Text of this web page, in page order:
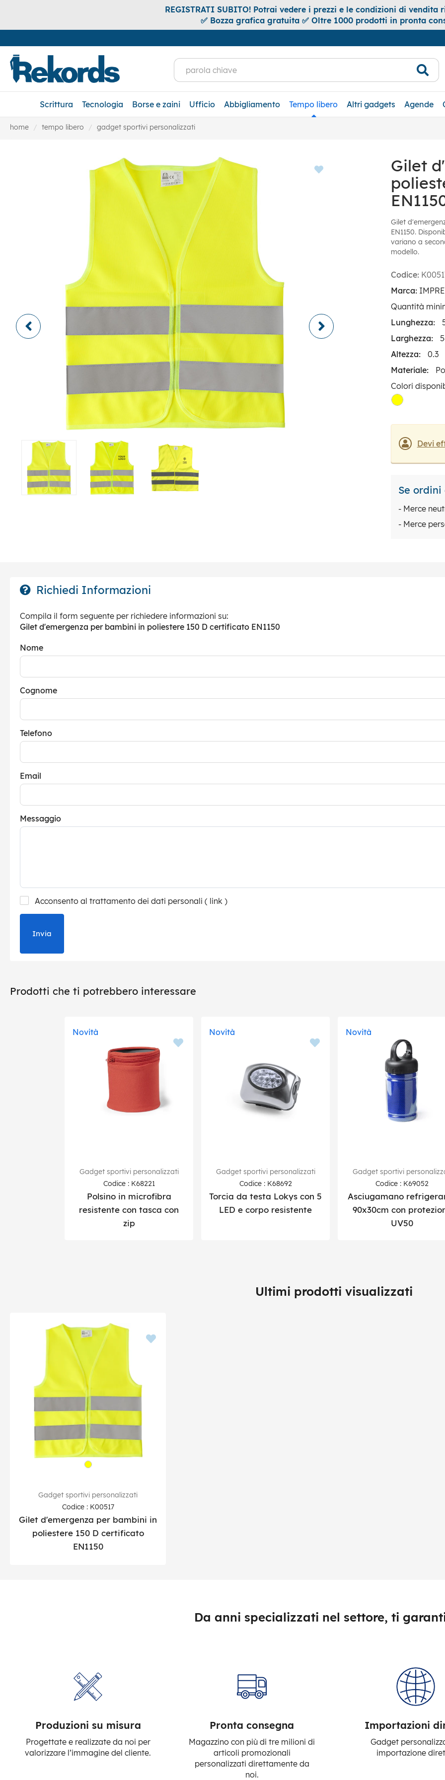
REGISTRATI SUBITO! Potrai vedere i prezzi e le condizioni di vendita
✅ Bozza grafica gratuita ✅ Oltre 1000 prodotti in pronta
Scrittura Tecnologia Borse e zaini Ufficio Abbigliamento Tempo libero Altri gadgets Agende
home tempo libero gadget sportivi personalizzati
Gilet
Gilet
EN1150.
variano a
modello.
Codice:
Marca:
Quantità
Lunghezza:
Larghezza:
Altezza:
0.3
Materiale:
Colori
Devi
Se
- Merce
- Merce
Richiedi Informazioni
Compila il form seguente per richiedere informazioni su:
Gilet d'emergenza per bambini in poliestere 150 D certificato EN1150
Nome
Cognome
Telefono
Email
Messaggio
Acconsento al trattamento dei dati personali ( link )
Invia
Prodotti che ti potrebbero interessare
Novità
Gadget sportivi personalizzati
Codice : K68221
Polsino in microfibra
resistente con tasca con
zip
Novità
Gadget sportivi personalizzati
Codice : K68692
Torcia da testa Lokys con 5
LED e corpo resistente
Novità
Gadget sportivi
Codice : K69052
Asciugamano
90x30cm con
UV50
Ultimi prodotti visualizzati
Gadget sportivi personalizzati
Codice : K00517
Gilet d'emergenza per bambini in
poliestere 150 D certificato
EN1150
Da anni specializzati nel settore, ti
Produzioni su misura
Progettate e realizzate da noi per
valorizzare l’immagine del cliente.
Pronta consegna
Magazzino con più di tre milioni di
articoli promozionali
personalizzati direttamente da
noi.
Importazioni
Gadget
importazione